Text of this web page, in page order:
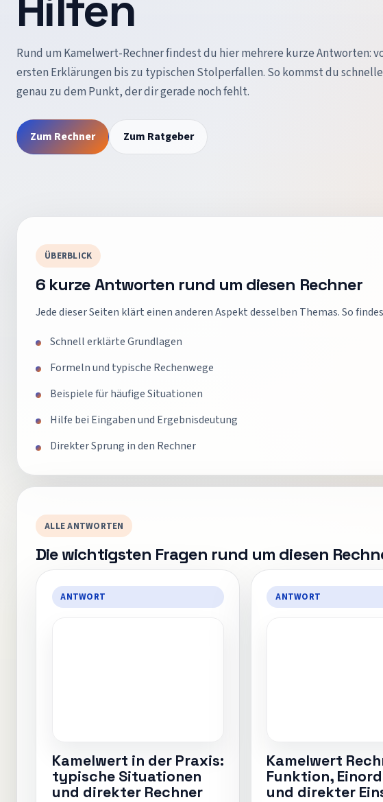
Rund um Kamelwert-Rechnerfindest du hier mehrere kurze Antworten:
ersten Erklärungen bis zu typischen Stolperfallen. So kommst du
genau zu dem Punkt, der dir gerade noch fehlt.
Zum Rechner Zum Ratgeber
ÜBERBLICK
6 kurze Antworten rund um diesen Rechner
Jede dieser Seiten klärt einen anderen Aspekt desselben Themas. So
Schnell erklärte Grundlagen
Formeln und typische Rechenwege
Beispiele für häufige Situationen
Hilfe bei Eingaben und Ergebnisdeutung
Direkter Sprung in den Rechner
ALLE ANTWORTEN
Die wichtigsten Fragen rund um diesen
ANTWORT
Kamelwert in der Praxis:
typische Situationen
und direkter Rechner
ANTWORT
Kamelwert
Funktion,
und direkter